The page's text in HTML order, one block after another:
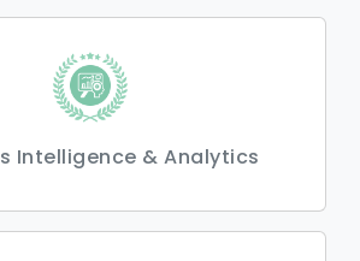
Intelligence & Analytics